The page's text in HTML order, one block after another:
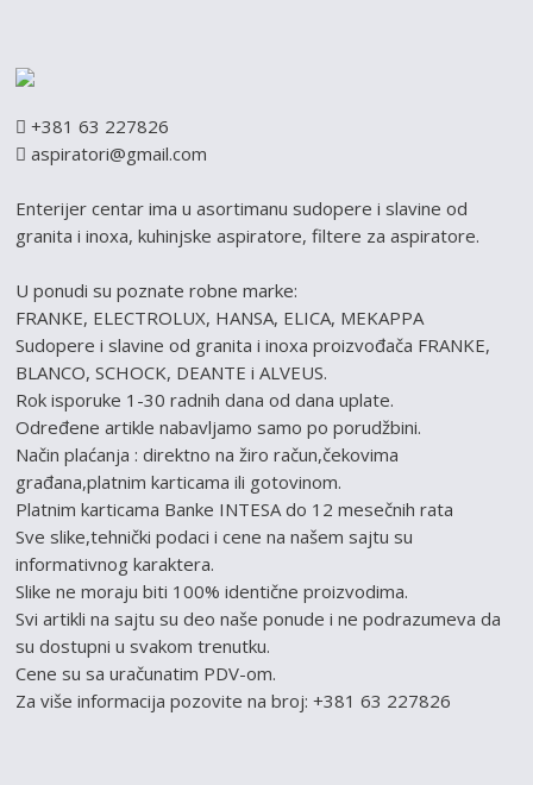
+381 63 227826
aspiratori@gmail.com
Enterijer centar ima u asortimanu sudopere i slavine od
granita i inoxa, kuhinjske aspiratore, filtere za aspiratore.
U ponudi su poznate robne marke:
FRANKE, ELECTROLUX, HANSA, ELICA, MEKAPPA
Sudopere i slavine od granita i inoxa proizvođača FRANKE,
BLANCO, SCHOCK, DEANTE i ALVEUS.
Rok isporuke 1-30 radnih dana od dana uplate.
Određene artikle nabavljamo samo po porudžbini.
Način plaćanja : direktno na žiro račun,čekovima
građana,platnim karticama ili gotovinom.
Platnim karticama Banke INTESA do 12 mesečnih rata
Sve slike,tehnički podaci i cene na našem sajtu su
informativnog karaktera.
Slike ne moraju biti 100% identične proizvodima.
Svi artikli na sajtu su deo naše ponude i ne podrazumeva da
su dostupni u svakom trenutku.
Cene su sa uračunatim PDV-om.
Za više informacija pozovite na broj: +381 63 227826